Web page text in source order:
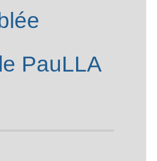
PauLLA